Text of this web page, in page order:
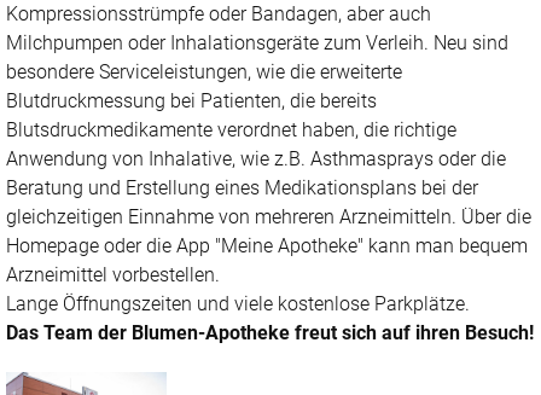
Kompressionsstrümpfe oder Bandagen, aber auch
Milchpumpen oder Inhalationsgeräte zum Verleih. Neu sind
besondere Serviceleistungen, wie die erweiterte
Blutdruckmessung bei Patienten, die bereits
Blutsdruckmedikamente verordnet haben, die richtige
Anwendung von Inhalative, wie z.B. Asthmasprays oder die
Beratung und Erstellung eines Medikationsplans bei der
gleichzeitigen Einnahme von mehreren Arzneimitteln. Über die
Homepage oder die App "Meine Apotheke" kann man bequem
Arzneimittel vorbestellen.
Lange Öffnungszeiten und viele kostenlose Parkplätze.
Das Team der Blumen-Apotheke freut sich auf ihren Besuch!